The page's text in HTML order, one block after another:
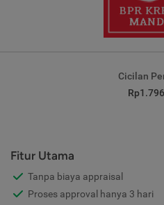
Cicilan
Fitur Utama
Tanpa biaya appraisal
Proses approval hanya 3 hari